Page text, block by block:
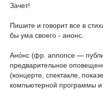
Зачет!
Пишите и говорит все в
бы ума своего - анонс.
Ано́нс (фр. annonce —
предварительное
(концерте, спектакле,
компьютерной программы